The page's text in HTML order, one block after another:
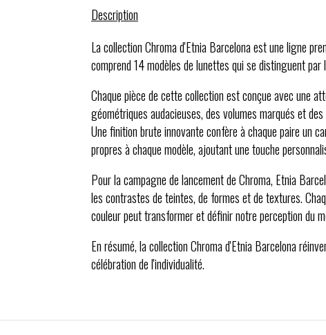
Description
La collection Chroma d'Etnia Barcelona est une ligne
comprend 14 modèles de lunettes qui se distinguent
Chaque pièce de cette collection est conçue avec une
géométriques audacieuses, des volumes marqués et
Une finition brute innovante confère à chaque paire un
propres à chaque modèle, ajoutant une touche
Pour la campagne de lancement de Chroma, Etnia
les contrastes de teintes, de formes et de textures.
couleur peut transformer et définir notre perception du
En résumé, la collection Chroma d'Etnia Barcelona
célébration de l'individualité.